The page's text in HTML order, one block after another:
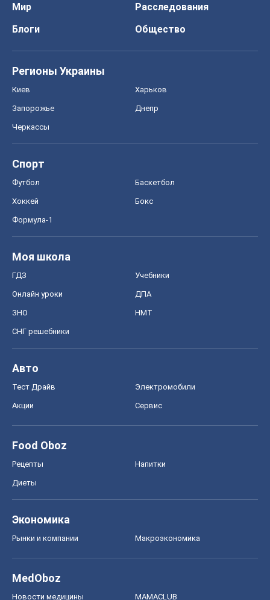
Мир
Расследования
Блоги
Общество
Регионы Украины
Киев Харьков
Запорожье Днепр
Черкассы
Спорт
Футбол Баскетбол
Хоккей Бокс
Формула-1
Моя школа
ГДЗ Учебники
Онлайн уроки ДПА
ЗНО НМТ
СНГ решебники
Авто
Тест Драйв Электромобили
Акции Сервис
Food Oboz
Рецепты Напитки
Диеты
Экономика
Рынки и компании Mакроэкономика
MedOboz
Новости медицины MAMACLUB